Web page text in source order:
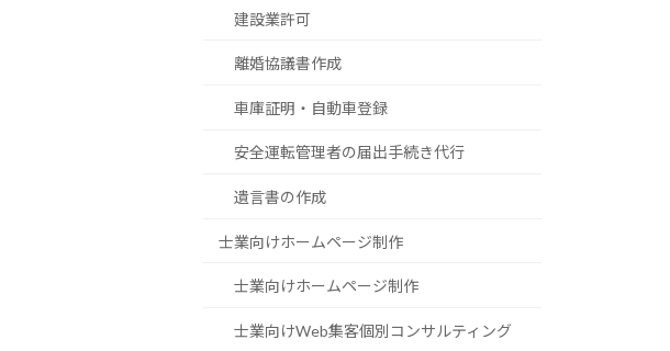
建設業許可
離婚協議書作成
車庫証明・自動車登録
安全運転管理者の届出手続き代行
遺言書の作成
士業向けホームページ制作
士業向けホームページ制作
士業向けWeb集客個別コンサルティング